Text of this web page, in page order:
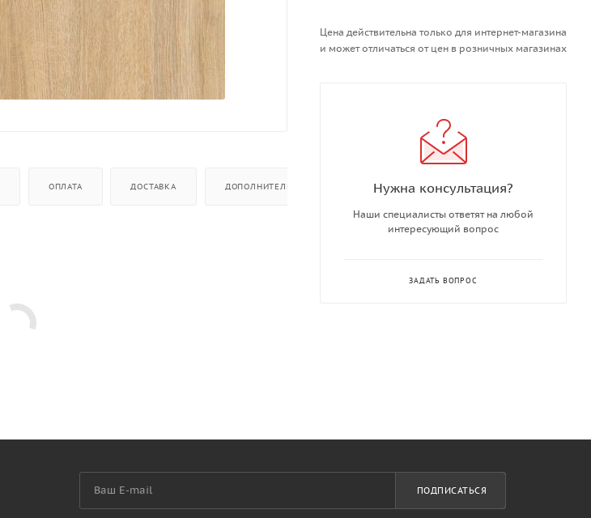
ОПЛАТА ДОСТАВКА ДОПОЛНИТЕЛЬНО
Цена действительна только для интернет-магазина
и может отличаться от цен в розничных магазинах
Нужна консультация?
Наши специалисты ответят на любой
интересующий вопрос
ЗАДАТЬ ВОПРОС
ПОДПИСАТЬСЯ